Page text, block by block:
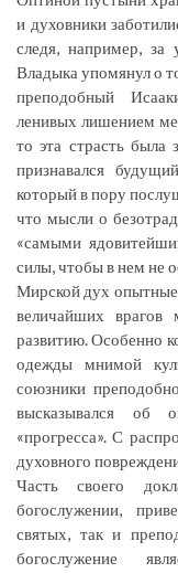
и духовники
следя, например,
Владыка упомянул о
преподобный
ленивых лишением
то эта страсть
признавался
который в пору
что мысли о
«самыми
силы, чтобы в нем не
Мирской дух опытные
величайших врагов
развитию. Особенно
одежды мнимой
союзники
высказывался об
«прогресса». С
духовного
Часть своего
богослужении,
святых, так и
богослужение